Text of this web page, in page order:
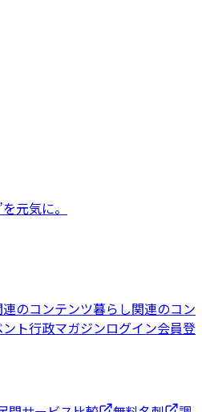
元気に。
のコンテンツ暮らし関連のコン
ト行政マガジンログイン会員登